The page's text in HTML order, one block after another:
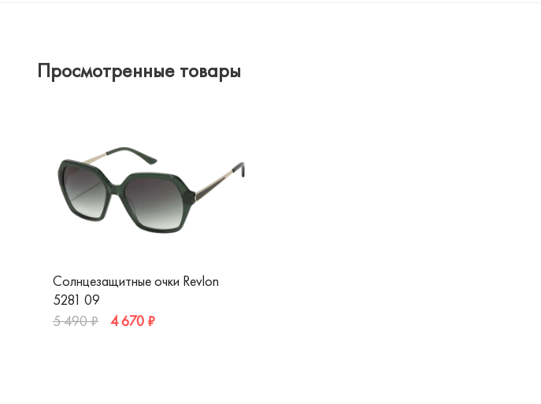
Просмотренные товары
Солнцезащитные очки Revlon
5281 09
5 490 ₽
4 670 ₽